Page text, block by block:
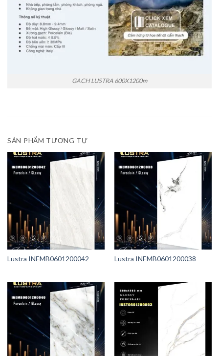
GACH LUSTRA 600X1200m
SẢN PHẨM TƯƠNG TỰ
Lustra INEMB0601200042 Lustra INEMB0601200038